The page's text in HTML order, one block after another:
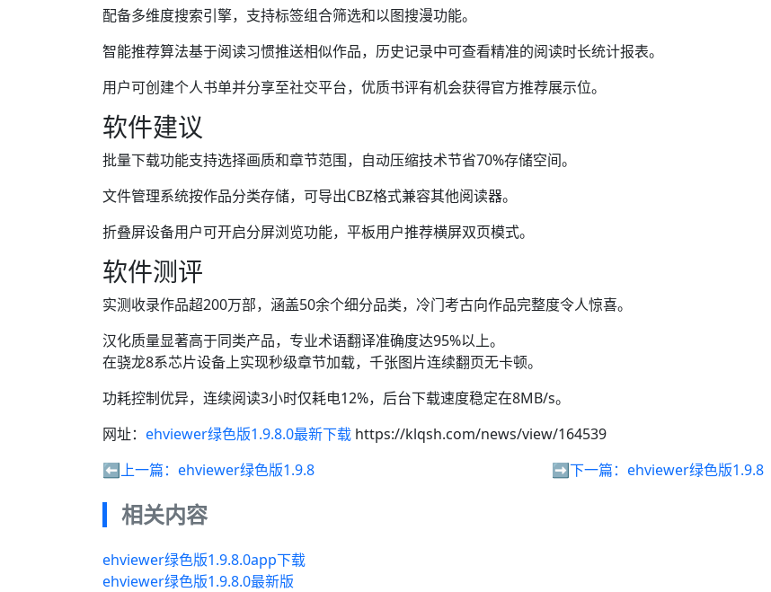
配备多维度搜索引擎，支持标签组合筛选和以图搜漫功能。
智能推荐算法基于阅读习惯推送相似作品，历史记录中可查看精准的阅读时长统计报表。
用户可创建个人书单并分享至社交平台，优质书评有机会获得官方推荐展示位。
软件建议
批量下载功能支持选择画质和章节范围，自动压缩技术节省70%存储空间。
文件管理系统按作品分类存储，可导出CBZ格式兼容其他阅读器。
折叠屏设备用户可开启分屏浏览功能，平板用户推荐横屏双页模式。
软件测评
实测收录作品超200万部，涵盖50余个细分品类，冷门考古向作品完整度令人惊喜。
汉化质量显著高于同类产品，专业术语翻译准确度达95%以上。
在骁龙8系芯片设备上实现秒级章节加载，千张图片连续翻页无卡顿。
功耗控制优异，连续阅读3小时仅耗电12%，后台下载速度稳定在8MB/s。
网址： ehviewer绿色版1.9.8.0最新下载 https://klqsh.com/news/view/164539
⬅️上一篇： ehviewer绿色版1.9.8 ➡️下一篇： ehviewer绿色版1.9.8
相关内容
ehviewer绿色版1.9.8.0app下载
ehviewer绿色版1.9.8.0最新版